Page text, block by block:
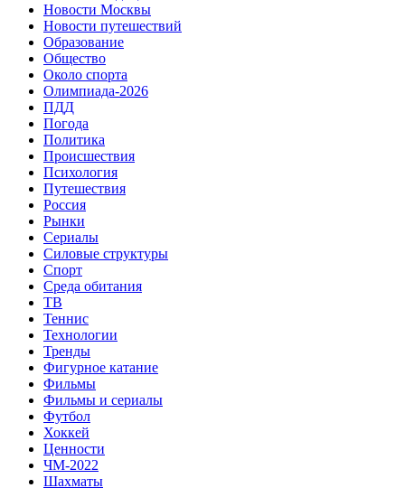
Новости Москвы
Новости путешествий
Образование
Общество
Около спорта
Олимпиада-2026
ПДД
Погода
Политика
Происшествия
Психология
Путешествия
Россия
Рынки
Сериалы
Силовые структуры
Спорт
Среда обитания
ТВ
Теннис
Технологии
Тренды
Фигурное катание
Фильмы
Фильмы и сериалы
Футбол
Хоккей
Ценности
ЧМ-2022
Шахматы